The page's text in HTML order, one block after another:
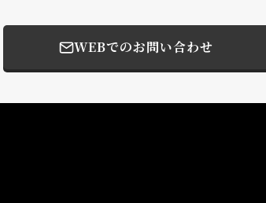
WEBでのお問い合わせ